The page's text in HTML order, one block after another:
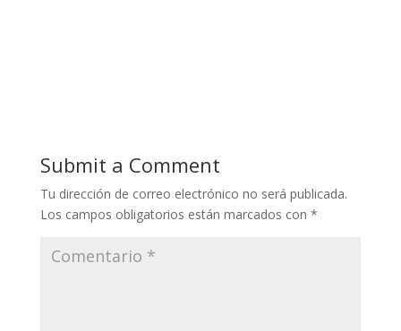
Submit a Comment
Tu dirección de correo electrónico no será publicada.
Los campos obligatorios están marcados con *